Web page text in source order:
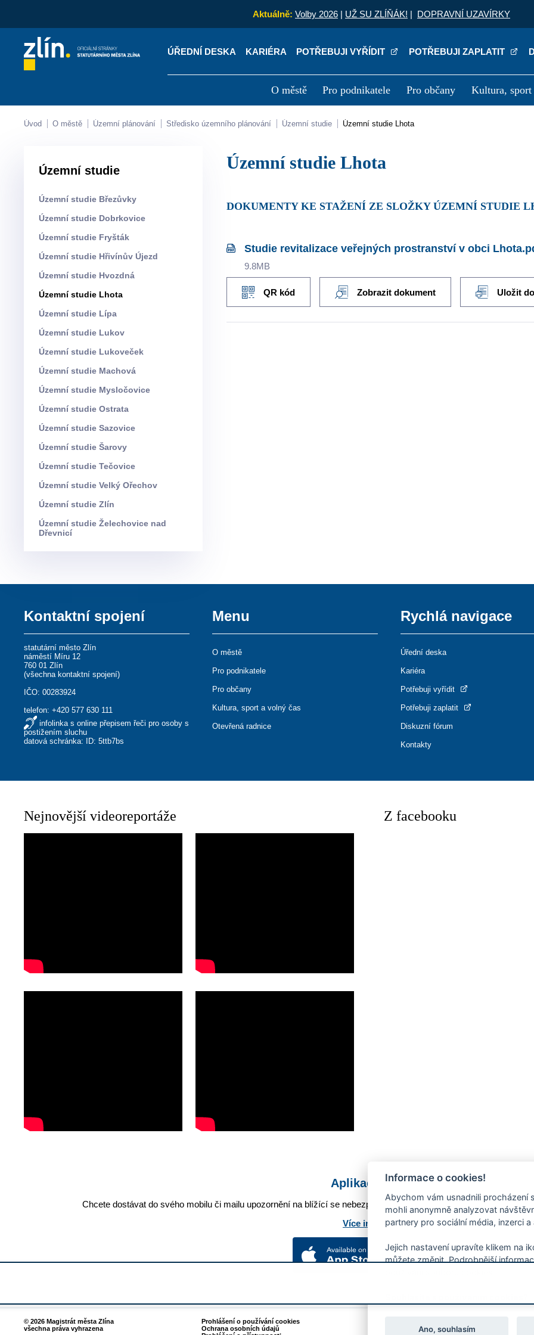
Aktuálně: Volby 2026 | UŽ SU ZLÍŇÁK! | DOPRAVNÍ UZAVÍRKY
ÚŘEDNÍ DESKA KARIÉRA POTŘEBUJI VYŘÍDIT POTŘEBUJI ZAPLATIT
O městě Pro podnikatele Pro občany Kultura, sport
Kontakty Úřední deska Kariéra
Úvod O městě Územní plánování Středisko územního plánování Územní studie Územní studie Lhota
Územní studie
Územní studie Březůvky
Územní studie Dobrkovice
Územní studie Fryšták
Územní studie Hřivínův Újezd
Územní studie Hvozdná
Územní studie Lhota
Územní studie Lípa
Územní studie Lukov
Územní studie Lukoveček
Územní studie Machová
Územní studie Mysločovice
Územní studie Ostrata
Územní studie Sazovice
Územní studie Šarovy
Územní studie Tečovice
Územní studie Velký Ořechov
Územní studie Zlín
Územní studie Želechovice nad
Dřevnicí
Územní studie Lhota
DOKUMENTY KE STAŽENÍ ZE SLOŽKY ÚZEMNÍ STUDIE
Studie revitalizace veřejných prostranství v obci
9.8MB
QR kód Zobrazit dokument Uložit
Kontaktní spojení
statutární město Zlín
náměstí Míru 12
760 01 Zlín
(všechna kontaktní spojení)
IČO: 00283924
telefon:+420 577 630 111
infolinka s online přepisem řeči pro osoby s
postižením sluchu
datová schránka: ID: 5ttb7bs
Menu
O městě
Pro podnikatele
Pro občany
Kultura, sport a volný čas
Otevřená radnice
Rychlá navigace
Úřední deska
Kariéra
Potřebuji vyřídit
Potřebuji zaplatit
Diskuzní fórum
Kontakty
Nejnovější videoreportáže Z facebooku
Aplikace Mobilní rozhlas
Chcete dostávat do svého mobilu či mailu upozornění na blížící se nebezpečí, odstávky, poruchy a výpadky
Více informací o aplikaci
© 2026 Magistrát města Zlína
všechna práva vyhrazena
Prohlášení o používání cookies
Ochrana osobních údajů
webmaster@zlin.eu
Informace o cookies!
Abychom vám usnadnili procházení
mohli anonymně analyzovat
partnery pro sociální média, inzerci a
Jejich nastavení upravíte klikem na
můžete změnit. Podrobnější
Ano, souhlasím